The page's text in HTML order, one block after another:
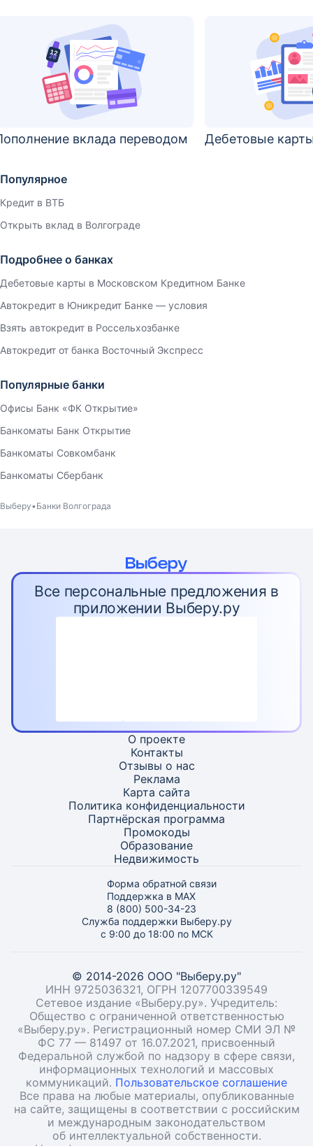
вклада переводом Дебетовые
Популярное
Кредит в ВТБ
Открыть вклад в Волгограде
Подробнее о банках
Дебетовые карты в Московском Кредитном Банке
Автокредит в Юникредит Банке — условия
Взять автокредит в Россельхозбанке
Автокредит от банка Восточный Экспресс
Популярные банки
Офисы Банк «ФК Открытие»
Банкоматы Банк Открытие
Банкоматы Совкомбанк
Банкоматы Сбербанк
Выберу Банки Волгограда
Все персональные предложения в
приложении Выберу.ру
О проекте
Контакты
Отзывы о нас
Реклама
Карта сайта
Политика конфиденциальности
Партнёрская программа
Промокоды
Образование
Недвижимость
Форма обратной связи
Поддержка в MAX
8 (800) 500-34-23
Служба поддержки Выберу.ру
с 9:00 до 18:00 по МСК
© 2014-2026 ООО "Выберу.ру"
ИНН 9725036321, ОГРН 1207700339549
Сетевое издание «Выберу.ру». Учредитель:
Общество с ограниченной ответственностью
«Выберу.ру». Регистрационный номер СМИ ЭЛ №
ФС 77 — 81497 от 16.07.2021, присвоенный
Федеральной службой по надзору в сфере связи,
информационных технологий и массовых
коммуникаций. Пользовательское соглашение
Все права на любые материалы, опубликованные
на сайте, защищены в соответствии с российским
и международным законодательством
об интеллектуальной собственности.